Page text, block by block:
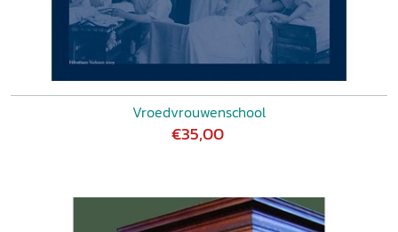
Vroedvrouwenschool
€35,00